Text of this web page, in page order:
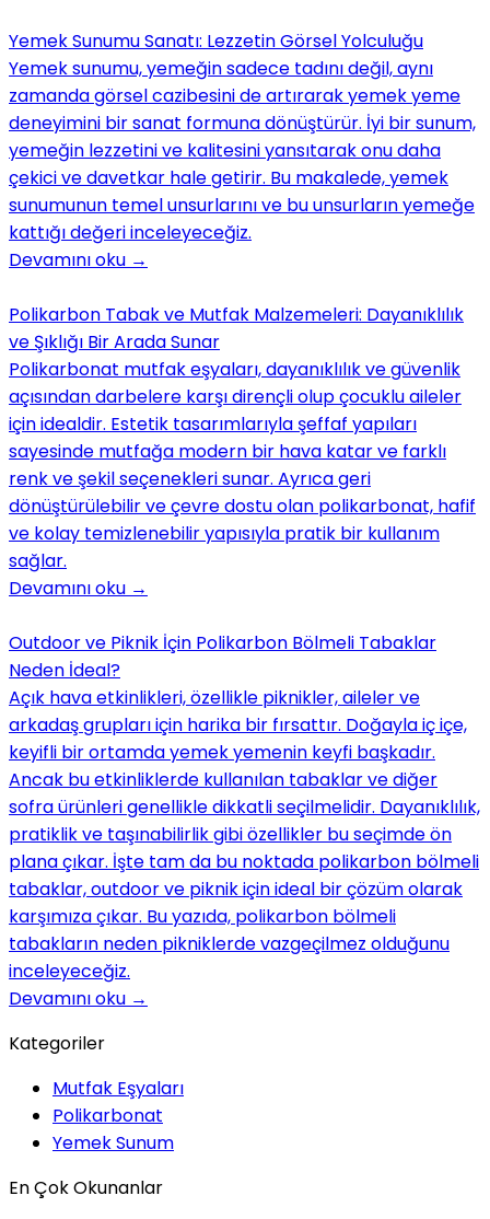
Yemek Sunumu Sanatı: Lezzetin Görsel Yolculuğu
Yemek sunumu, yemeğin sadece tadını değil, aynı
zamanda görsel cazibesini de artırarak yemek yeme
deneyimini bir sanat formuna dönüştürür. İyi bir sunum,
yemeğin lezzetini ve kalitesini yansıtarak onu daha
çekici ve davetkar hale getirir. Bu makalede, yemek
sunumunun temel unsurlarını ve bu unsurların yemeğe
kattığı değeri inceleyeceğiz.
Devamını oku →
Polikarbon Tabak ve Mutfak Malzemeleri: Dayanıklılık
ve Şıklığı Bir Arada Sunar
Polikarbonat mutfak eşyaları, dayanıklılık ve güvenlik
açısından darbelere karşı dirençli olup çocuklu aileler
için idealdir. Estetik tasarımlarıyla şeffaf yapıları
sayesinde mutfağa modern bir hava katar ve farklı
renk ve şekil seçenekleri sunar. Ayrıca geri
dönüştürülebilir ve çevre dostu olan polikarbonat, hafif
ve kolay temizlenebilir yapısıyla pratik bir kullanım
sağlar.
Devamını oku →
Outdoor ve Piknik İçin Polikarbon Bölmeli Tabaklar
Neden İdeal?
Açık hava etkinlikleri, özellikle piknikler, aileler ve
arkadaş grupları için harika bir fırsattır. Doğayla iç içe,
keyifli bir ortamda yemek yemenin keyfi başkadır.
Ancak bu etkinliklerde kullanılan tabaklar ve diğer
sofra ürünleri genellikle dikkatli seçilmelidir. Dayanıklılık,
pratiklik ve taşınabilirlik gibi özellikler bu seçimde ön
plana çıkar. İşte tam da bu noktada polikarbon bölmeli
tabaklar, outdoor ve piknik için ideal bir çözüm olarak
karşımıza çıkar. Bu yazıda, polikarbon bölmeli
tabakların neden pikniklerde vazgeçilmez olduğunu
inceleyeceğiz.
Devamını oku →
Kategoriler
Mutfak Eşyaları
Polikarbonat
Yemek Sunum
En Çok Okunanlar